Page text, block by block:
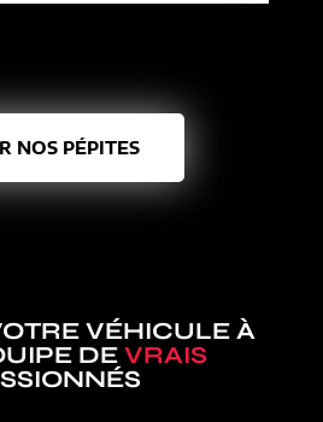
NOS PÉPITES
VÉHICULE À
DE VRAIS